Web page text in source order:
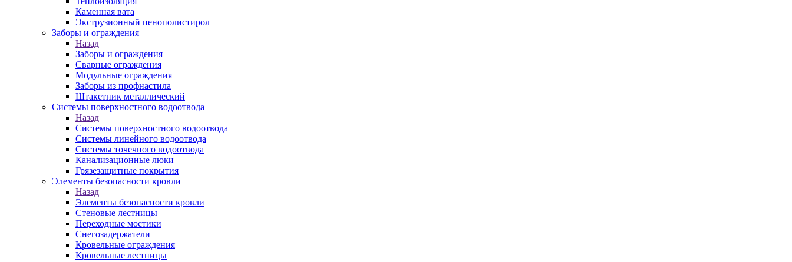
Каменная вата
Экструзионный пенополистирол
Заборы и ограждения
Назад
Заборы и ограждения
Сварные ограждения
Модульные ограждения
Заборы из профнастила
Штакетник металлический
Системы поверхностного водоотвода
Назад
Системы поверхностного водоотвода
Системы линейного водоотвода
Системы точечного водоотвода
Канализационные люки
Грязезащитные покрытия
Элементы безопасности кровли
Назад
Элементы безопасности кровли
Стеновые лестницы
Переходные мостики
Снегозадержатели
Кровельные ограждения
Кровельные лестницы